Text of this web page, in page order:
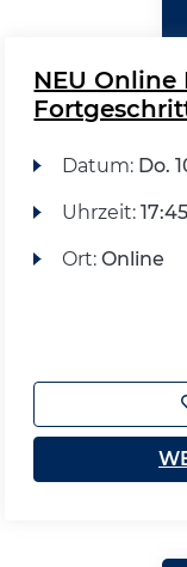
NEU Online
Datum: Do.
Uhrzeit:
Ort: Online